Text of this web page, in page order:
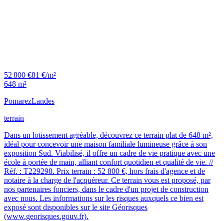
52 800 €81 €/m²
648 m²
PomarezLandes
terrain
Dans un lotissement agréable, découvrez ce terrain plat de 648 m²,
idéal pour concevoir une maison familiale lumineuse grâce à son
exposition Sud. Viabilisé, il offre un cadre de vie pratique avec une
école à portée de main, alliant confort quotidien et qualité de vie. //
Réf. : T229298. Prix terrain : 52 800 €, hors frais d'agence et de
notaire à la charge de l'acquéreur. Ce terrain vous est proposé, par
nos partenaires fonciers, dans le cadre d'un projet de construction
avec nous. Les informations sur les risques auxquels ce bien est
exposé sont disponibles sur le site Géorisques
(www.georisques.gouv.fr).